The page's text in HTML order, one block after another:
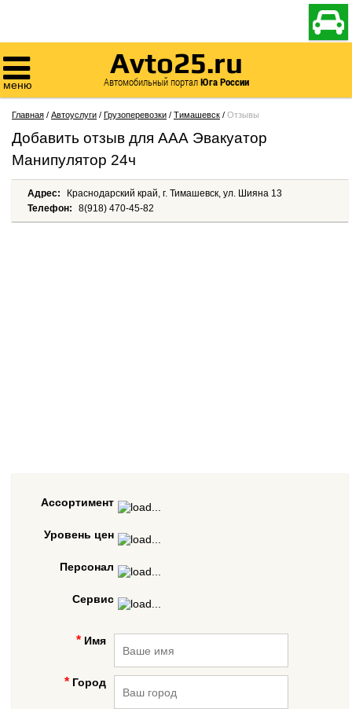


меню
Avto25.ru
Автомобильный порталЮга России
Главная / Автоуслуги / Грузоперевозки / Тимашевск / Отзывы
Добавить отзыв для ААА Эвакуатор
Манипулятор 24ч
Адрес:
Краснодарский край, г. Тимашевск, ул. Шияна 13
Телефон:
8(918) 470-45-82
Ассортимент
Уровень цен
Персонал
Сервис
Имя
Город